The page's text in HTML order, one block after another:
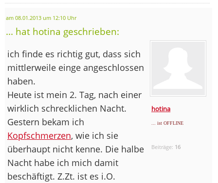
am 08.01.2013 um 12:10 Uhr
... hat hotina geschrieben:
hotina
... ist OFFLINE
Beiträge: 16
ich finde es richtig gut, dass sich
mittlerweile einge angeschlossen
haben.
Heute ist mein 2. Tag, nach einer
wirklich schrecklichen Nacht.
Gestern bekam ich
Kopfschmerzen, wie ich sie
überhaupt nicht kenne. Die halbe
Nacht habe ich mich damit
beschäftigt. Z.Zt. ist es i.O.